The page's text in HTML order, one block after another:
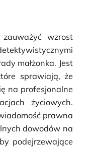
wzrost
małżonka. Jest
sprawiają, że
na profesjonalne
życiowych.
prawna
dowodów na
podejrzewające